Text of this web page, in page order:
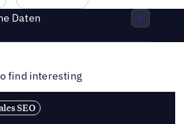
Daten
find interesting
SEO